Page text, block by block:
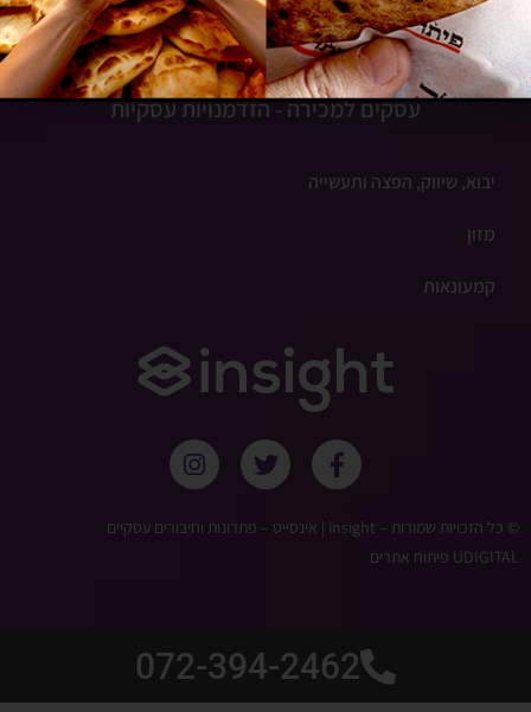
מידע מקצועי
צור קשר
עסקים למכירה - הזדמנויות עסקיות
יבוא, שיווק, הפצה ותעשייה
מזון
קמעונאות
© כל הזכויות שמורות – ‫insight | אינסייט – פתרונות וחיבורים עסקיים
UDIGITAL פיתוח אתרים
072-394-2462